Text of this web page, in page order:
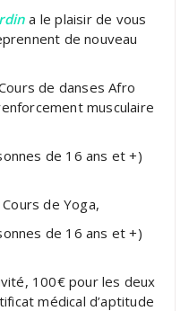
a le plaisir de vous
de nouveau
de danses Afro
musculaire
de 16 ans et +)
de Yoga,
de 16 ans et +)
100€ pour les deux
médical d’aptitude